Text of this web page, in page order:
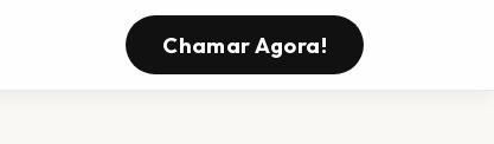
Chamar Agora!